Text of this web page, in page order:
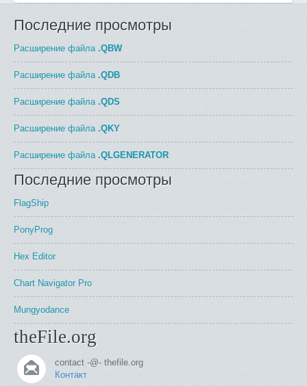
Последние просмотры
Расширение файла .QBW
Расширение файла .QDB
Расширение файла .QDS
Расширение файла .QKY
Расширение файла .QLGENERATOR
Последние просмотры
FlagShip
PonyProg
Hex Editor
Chart Navigator Pro
Mungyodance
theFile.org
contact -@- thefile.org
Контакт